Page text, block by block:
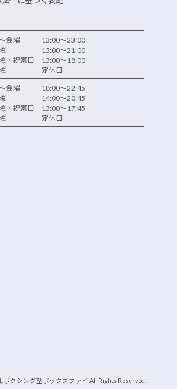
金曜 13:00～23:00
曜 13:00～21:00
・祝祭日 13:00～18:00
曜 定休日
金曜 18:00～22:45
曜 14:00～20:45
・祝祭日 13:00～17:45
曜 定休日
クシング塾ボックスファイ All Rights Reserved.